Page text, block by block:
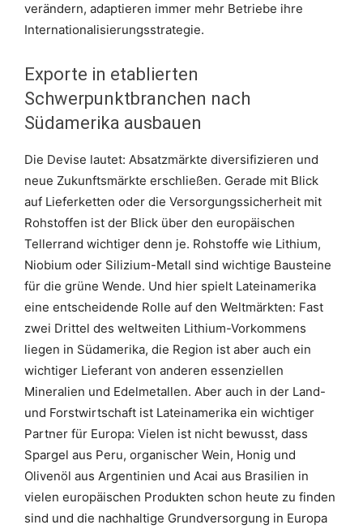
verändern, adaptieren immer mehr Betriebe ihre
Internationalisierungsstrategie.
Exporte in etablierten
Schwerpunktbranchen nach
Südamerika ausbauen
Die Devise lautet: Absatzmärkte diversifizieren und
neue Zukunftsmärkte erschließen. Gerade mit Blick
auf Lieferketten oder die Versorgungssicherheit mit
Rohstoffen ist der Blick über den europäischen
Tellerrand wichtiger denn je. Rohstoffe wie Lithium,
Niobium oder Silizium-Metall sind wichtige Bausteine
für die grüne Wende. Und hier spielt Lateinamerika
eine entscheidende Rolle auf den Weltmärkten: Fast
zwei Drittel des weltweiten Lithium-Vorkommens
liegen in Südamerika, die Region ist aber auch ein
wichtiger Lieferant von anderen essenziellen
Mineralien und Edelmetallen. Aber auch in der Land-
und Forstwirtschaft ist Lateinamerika ein wichtiger
Partner für Europa: Vielen ist nicht bewusst, dass
Spargel aus Peru, organischer Wein, Honig und
Olivenöl aus Argentinien und Acai aus Brasilien in
vielen europäischen Produkten schon heute zu finden
sind und die nachhaltige Grundversorgung in Europa